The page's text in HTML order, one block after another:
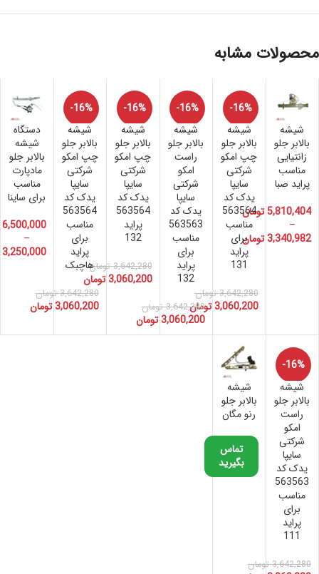
محصولات مشابه
شیشه
بالابر جلو
زانتیایی
مناسب
پراید صبا
5,810,404 تومان
–
3,340,982تومان
-16%
شیشه
بالابر جلو
چپ امکو
شرکتی
سایپا
یدک کد
563564
مناسب
برای
پراید
131
3,642,280 تومان
3,060,200 تومان
-16%
شیشه
بالابر جلو
راست
امکو
شرکتی
سایپا
یدک کد
563563
مناسب
برای
پراید
132
3,642,280 تومان
3,060,200تومان
-16%
شیشه
بالابر جلو
چپ امکو
شرکتی
سایپا
یدک کد
563564
پراید
132
3,642,280 تومان
3,060,200 تومان
-16%
شیشه
بالابر جلو
چپ امکو
شرکتی
سایپا
یدک کد
563564
مناسب
برای
پراید
هاچبک
3,642,280 تومان
3,060,200تومان
دستگاه
شیشه
بالابر جلو
مادپارت
مناسب
برای ساینا
6,500,000
–
3,250,000
-16%
شیشه
بالابر جلو
راست
امکو
شرکتی
سایپا
یدک کد
563563
مناسب
برای
پراید
111
3,642,280 تومان
شیشه
بالابر جلو
رنو مگان
تماس
بگیرید